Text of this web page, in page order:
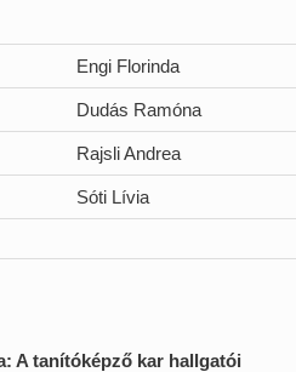
Engi Florinda
Dudás Ramóna
Rajsli Andrea
Sóti Lívia
A tanítóképző kar hallgatói